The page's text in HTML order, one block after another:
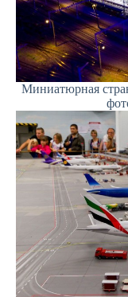
Миниатюрная